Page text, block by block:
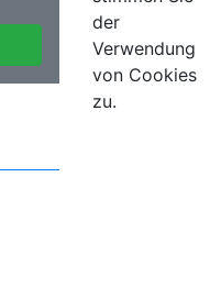
der
Verwendung
von Cookies
zu.